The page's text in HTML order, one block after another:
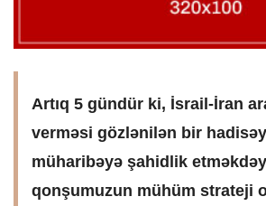
Artıq 5 gündür ki, İsrail-İran
verməsi gözlənilən bir
müharibəyə şahidlik
qonşumuzun mühüm strateji